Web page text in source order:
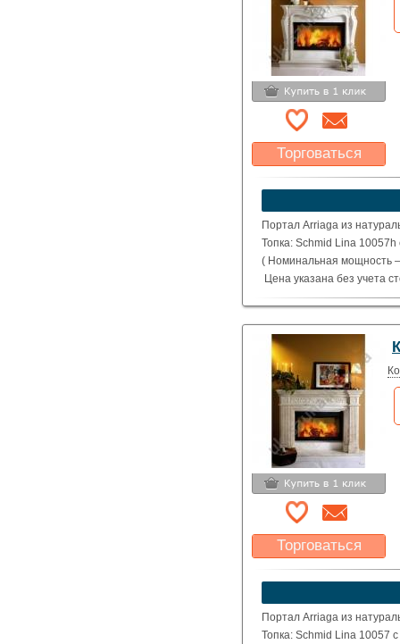
Торговаться
Какая цена Вас
устроит?
Указать цену
Портал Arriaga из
Топка: Schmid Lina
( Номинальная мощность
Цена указана без учета
Торговаться
Какая цена Вас
устроит?
Указать цену
Портал Arriaga из
Топка: Schmid Lina 10057